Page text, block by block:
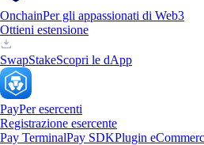
OnchainPer gli appassionati di Web3
Ottieni estensione
SwapStakeScopri le dApp
PayPer esercenti
Registrazione esercente
Pay TerminalPay SDKPlugin